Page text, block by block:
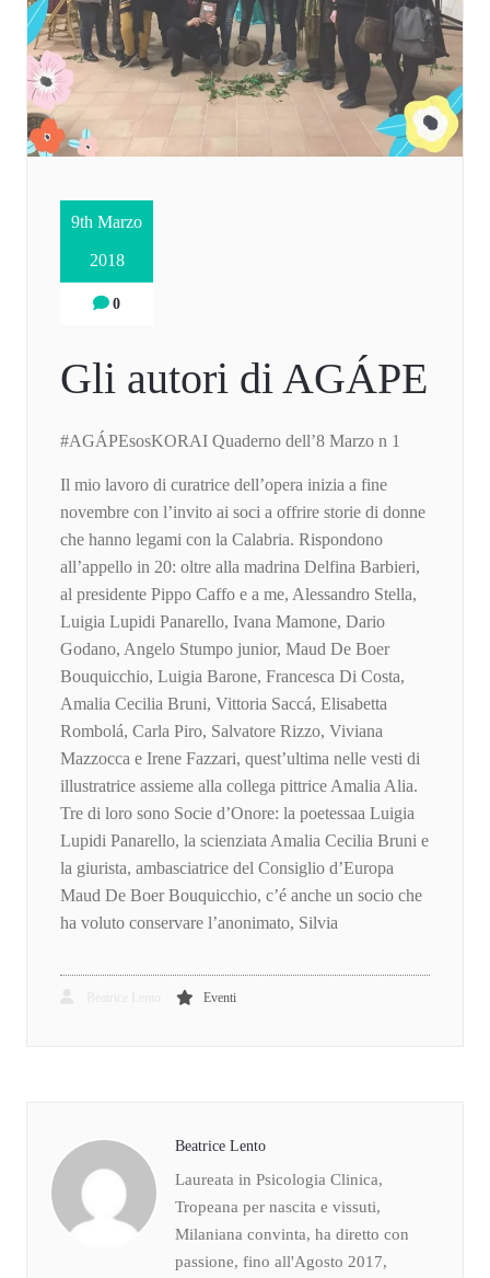
9th Marzo
2018
0
Gli autori di AGÁPE
#AGÁPEsosKORAI Quaderno dell’8 Marzo n 1
Il mio lavoro di curatrice dell’opera inizia a fine
novembre con l’invito ai soci a offrire storie di donne
che hanno legami con la Calabria. Rispondono
all’appello in 20: oltre alla madrina Delfina Barbieri,
al presidente Pippo Caffo e a me, Alessandro Stella,
Luigia Lupidi Panarello, Ivana Mamone, Dario
Godano, Angelo Stumpo junior, Maud De Boer
Bouquicchio, Luigia Barone, Francesca Di Costa,
Amalia Cecilia Bruni, Vittoria Saccá, Elisabetta
Rombolá, Carla Piro, Salvatore Rizzo, Viviana
Mazzocca e Irene Fazzari, quest’ultima nelle vesti di
illustratrice assieme alla collega pittrice Amalia Alia.
Tre di loro sono Socie d’Onore: la poetessaa Luigia
Lupidi Panarello, la scienziata Amalia Cecilia Bruni e
la giurista, ambasciatrice del Consiglio d’Europa
Maud De Boer Bouquicchio, c’é anche un socio che
ha voluto conservare l’anonimato, Silvia
Eventi
Beatrice Lento
Laureata in Psicologia Clinica,
Tropeana per nascita e vissuti,
Milaniana convinta, ha diretto con
passione, fino all'Agosto 2017,